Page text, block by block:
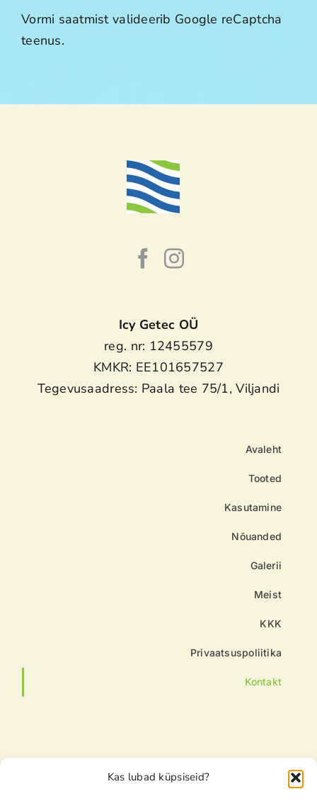
Kas lubad küpsiseid?
Vormi saatmist valideerib Google reCaptcha
teenus.
Icy Getec OÜ
reg. nr: 12455579
KMKR: EE101657527
Tegevusaadress: Paala tee 75/1, Viljandi
Avaleht
Tooted
Kasutamine
Nõuanded
Galerii
Meist
KKK
Privaatsuspoliitika
Kontakt